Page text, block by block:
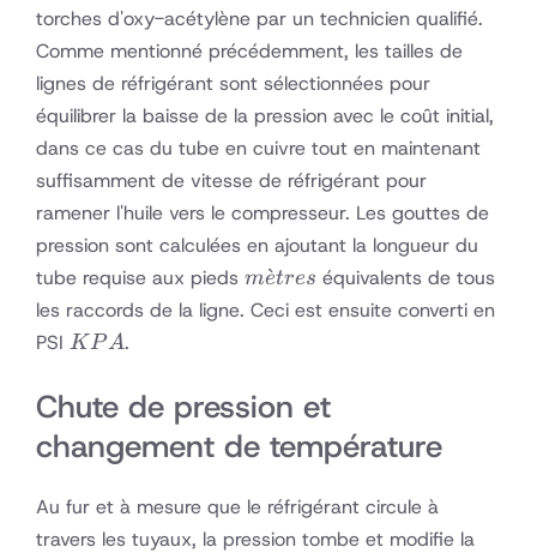
torches d'oxy-acétylène par un technicien qualifié.
Comme mentionné précédemment, les tailles de
lignes de réfrigérant sont sélectionnées pour
équilibrer la baisse de la pression avec le coût initial,
dans ce cas du tube en cuivre tout en maintenant
suffisamment de vitesse de réfrigérant pour
ramener l'huile vers le compresseur. Les gouttes de
pression sont calculées en ajoutant la longueur du
tube requise aux pieds mètres
me
ˋtres équivalents de tous
les raccords de la ligne. Ceci est ensuite converti en
PSI KPA
KPA.
Chute de pression et
changement de température
Au fur et à mesure que le réfrigérant circule à
travers les tuyaux, la pression tombe et modifie la